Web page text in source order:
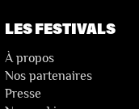
LES FESTIVALS
À propos
Nos partenaires
Presse